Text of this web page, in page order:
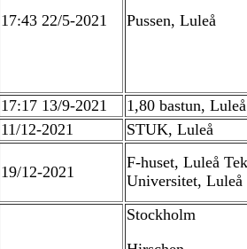
17:43 22/5-2021 Pussen, Luleå
17:17 13/9-2021
1,80 bastun, Luleå
11/12-2021
STUK, Luleå
19/12-2021
F-huset, Luleå
Universitet, Luleå
Stockholm